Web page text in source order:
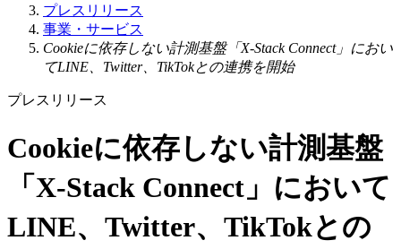
プレスリリース
事業・サービス
Cookieに依存しない計測基盤「X-Stack Connect」におい
てLINE、Twitter、TikTokとの連携を開始
プレスリリース
Cookieに依存しない計測基盤
「X-Stack Connect」において
LINE、Twitter、TikTokとの